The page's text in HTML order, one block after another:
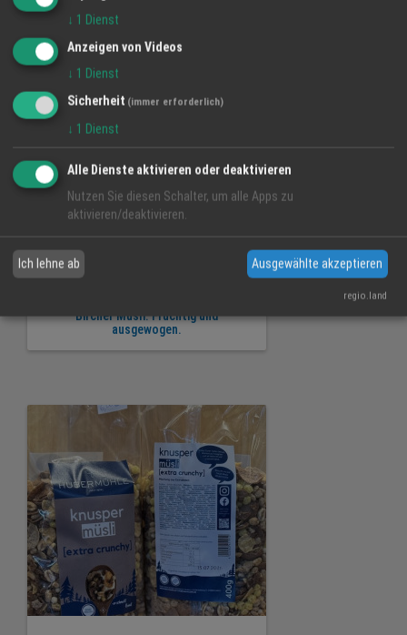
ballaststoffreich.
Bircher Müsli. Fruchtig und
ausgewogen.
↓ 1 Dienst
Anzeigen von Videos
↓ 1 Dienst
Sicherheit (immer erforderlich)
↓ 1 Dienst
Alle Dienste aktivieren oder deaktivieren
Nutzen Sie diesen Schalter, um alle Apps zu
aktivieren/deaktivieren.
Ich lehne ab Ausgewählte akzeptieren
regio.land